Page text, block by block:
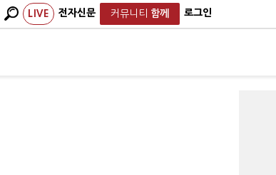
LIVE 전자신문 커뮤니티 함께 로그인